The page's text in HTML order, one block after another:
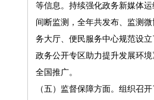
等信息。持续强化政务新媒体
间断监测，全年共发布、监测
务大厅、便民服务中心规范设
政务公开专区助力提升发展环
全国推广。
（五）监督保障方面。组织召